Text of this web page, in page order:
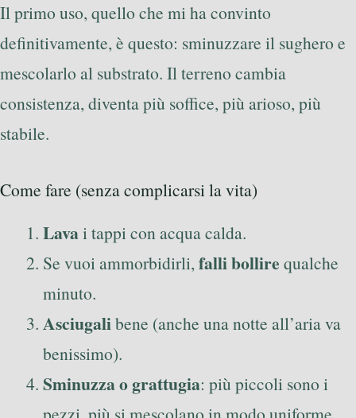
Il primo uso, quello che mi ha convinto
definitivamente, è questo: sminuzzare il sughero e
mescolarlo al substrato. Il terreno cambia
consistenza, diventa più soffice, più arioso, più
stabile.
Come fare (senza complicarsi la vita)
Lavai tappi con acqua calda.
Se vuoi ammorbidirli, falli bollire qualche
minuto.
Asciugalibene (anche una notte all’aria va
benissimo).
Sminuzza o grattugia: più piccoli sono i